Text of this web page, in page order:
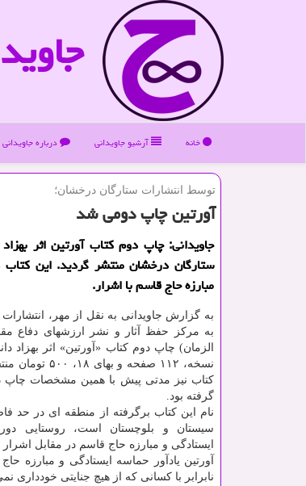
خانه آرشیو جاویدانی درباره جاویدانی
توسط انتشارات ستارگان درخشان؛
آورتین چاپ دومی شد
جاویدانی: چاپ دوم کتاب آورتین اثر
ستارگان درخشان منتشر گردید. این
مبارزه حاج قاسم با اشرار.
به گزارش جاویدانی به نقل از مهر،
به مرکز حفظ آثار و نشر ارزشهای دفاع
نسخه، ۱۱۲ صفحه
کتاب نیز مدتی پیش با همین مشخصات چاپ
گرفته بود.
نام این کتاب برگرفته از منطقه ای در حد
سیستان و بلوچستان است، روستایی
ایستادگی و مبارزه حاج قاسم در مقابل
آورتین یادآور حماسه ایستادگی و
نابرابر با کسانی که از هیچ جنایتی خودداری